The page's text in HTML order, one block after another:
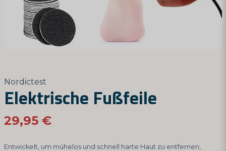
Nordictest
Elektrische Fußfeile
29,95 €
Entwickelt, um mühelos und schnell harte Haut zu entfernen,